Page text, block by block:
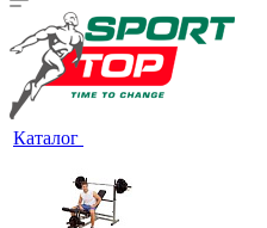
Каталог